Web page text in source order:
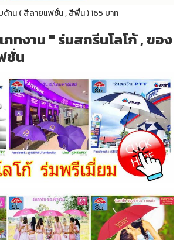
ด้าน ( สีลายแฟชั่น , สีพื้น ) 165 บาท
ภทงาน " ร่มสกรีนโลโก้ , ของ
ชั่น